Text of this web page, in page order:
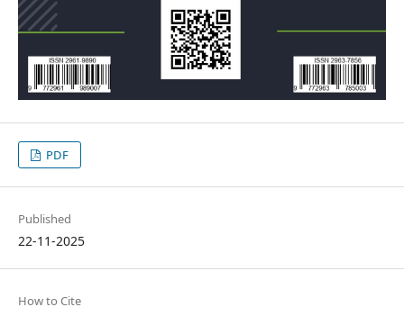
PDF
Published
22-11-2025
How to Cite